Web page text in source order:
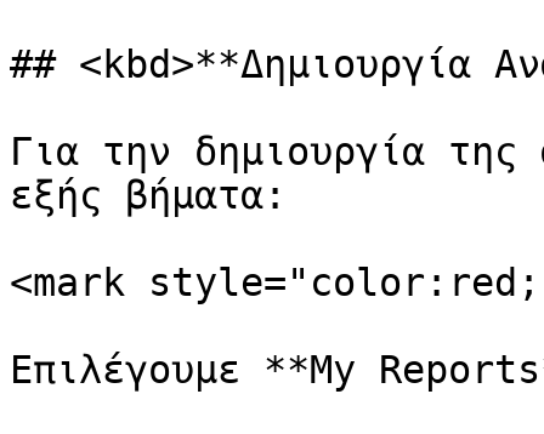
## <kbd>**Δημιουργία
Για την δημιουργία της
εξής βήματα:
<mark
Επιλέγουμε **My